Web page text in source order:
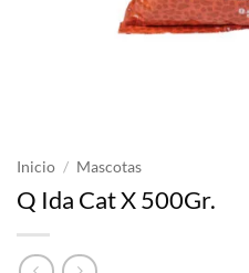
Inicio / Mascotas
Q Ida Cat X 500Gr.